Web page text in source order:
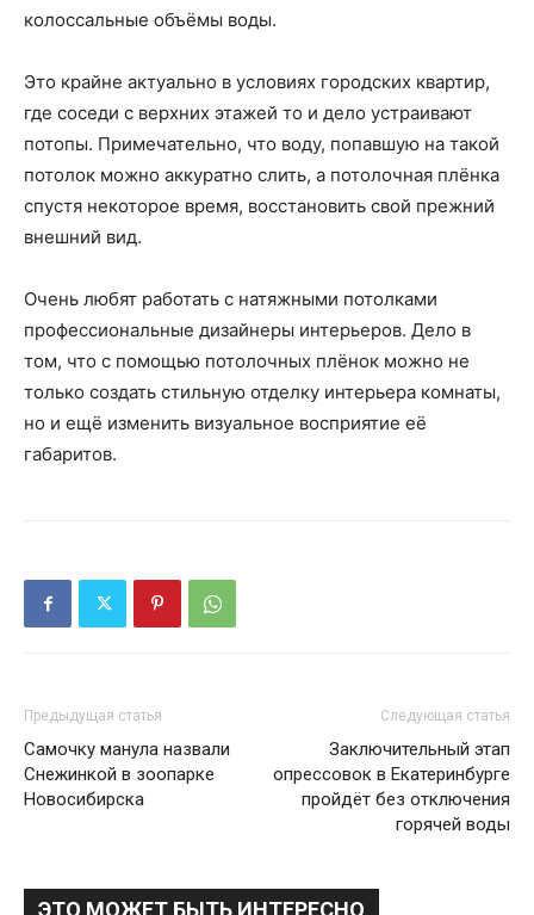
колоссальные объёмы воды.
Это крайне актуально в условиях городских квартир,
где соседи с верхних этажей то и дело устраивают
потопы. Примечательно, что воду, попавшую на такой
потолок можно аккуратно слить, а потолочная плёнка
спустя некоторое время, восстановить свой прежний
внешний вид.
Очень любят работать с натяжными потолками
профессиональные дизайнеры интерьеров. Дело в
том, что с помощью потолочных плёнок можно не
только создать стильную отделку интерьера комнаты,
но и ещё изменить визуальное восприятие её
габаритов.
Предыдущая статья
Самочку манула назвали
Снежинкой в зоопарке
Новосибирска
Следующая статья
Заключительный этап
опрессовок в Екатеринбурге
пройдёт без отключения
горячей воды
ЭТО МОЖЕТ БЫТЬ ИНТЕРЕСНО